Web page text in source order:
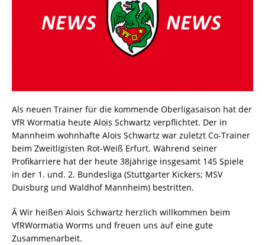
Als neuen Trainer für die kommende Oberligasaison hat der
VfR Wormatia heute Alois Schwartz verpflichtet. Der in
Mannheim wohnhafte Alois Schwartz war zuletzt Co-Trainer
beim Zweitligisten Rot-Weiß Erfurt. Während seiner
Profikarriere hat der heute 38jährige insgesamt 145 Spiele
in der 1. und. 2. Bundesliga (Stuttgarter Kickers; MSV
Duisburg und Waldhof Mannheim) bestritten.
Â Wir heißen Alois Schwartz herzlich willkommen beim
VfRWormatia Worms und freuen uns auf eine gute
Zusammenarbeit.